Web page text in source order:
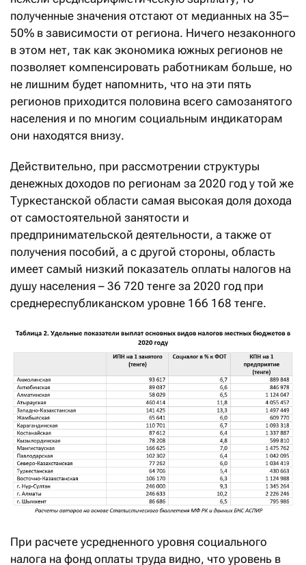
полученные значения отстают от медианных на 35–
50% в зависимости от региона. Ничего незаконного
в этом нет, так как экономика южных регионов не
позволяет компенсировать работникам больше, но
не лишним будет напомнить, что на эти пять
регионов приходится половина всего самозанятого
населения и по многим социальным индикаторам
они находятся внизу.
Действительно, при рассмотрении структуры
денежных доходов по регионам за 2020 год у той же
Туркестанской области самая высокая доля дохода
от самостоятельной занятости и
предпринимательской деятельности, а также от
получения пособий, а с другой стороны, область
имеет самый низкий показатель оплаты налогов на
душу населения – 36 720 тенге за 2020 год при
среднереспубликанском уровне 166 168 тенге.
При расчете усредненного уровня социального
налога на фонд оплаты труда видно, что уровень в